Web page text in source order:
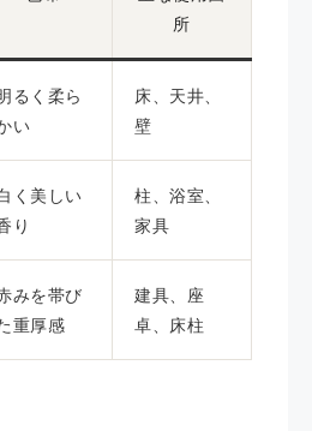
所
るく柔ら
い
床、天井、
壁
く美しい
り
柱、浴室、
家具
みを帯び
重厚感
建具、座
卓、床柱